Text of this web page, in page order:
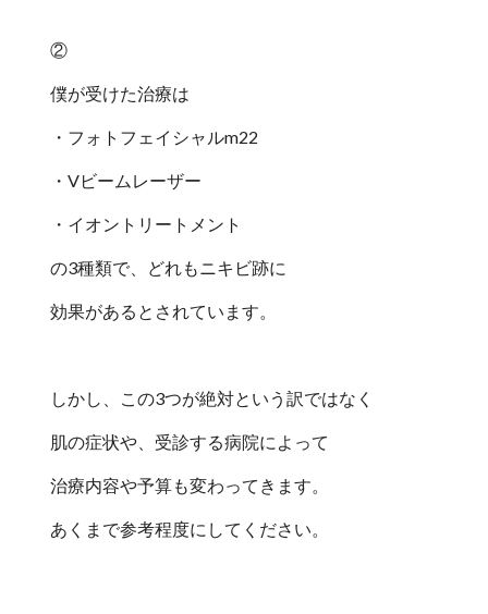
②
僕が受けた治療は
・フォトフェイシャルm22
・Vビームレーザー
・イオントリートメント
の3種類で、どれもニキビ跡に
効果があるとされています。
しかし、この3つが絶対という訳ではなく
肌の症状や、受診する病院によって
治療内容や予算も変わってきます。
あくまで参考程度にしてください。